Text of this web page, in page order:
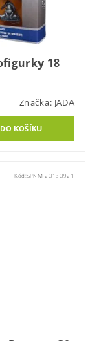
18
Značka: JADA
Kód:SPNM-20130921